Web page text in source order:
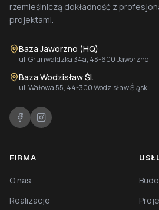
rzemieślniczą dokładność z
projektami.
Baza Jaworzno (HQ)
ul. Grunwaldzka 34a, 43-600 Jaworzno
Baza Wodzisław Śl.
ul. Wałowa 55, 44-300 Wodzisław Śląski
FIRMA
O nas
Realizacje